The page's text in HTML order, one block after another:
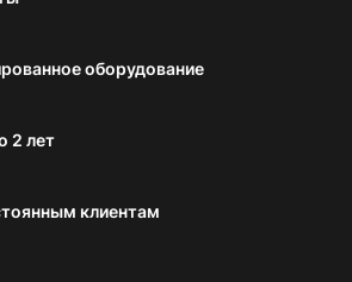
оборудование
2 лет
клиентам